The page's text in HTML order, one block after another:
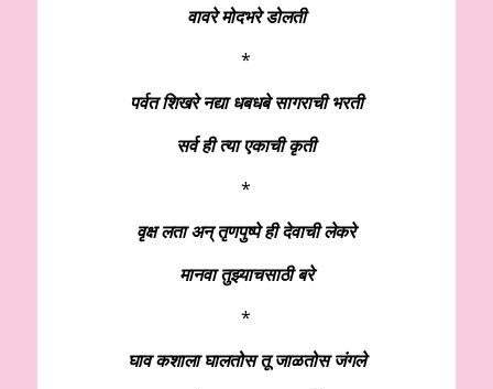
वावरे मोदभरे डोलती
*
पर्वत शिखरे नद्या धबधबे सागराची भरती
सर्व ही त्या एकाची कृती
*
वृक्ष लता अन् तृणपुष्पे ही देवाची लेकरे
मानवा तुझ्याचसाठी बरे
*
घाव कशाला घालतोस तू जाळतोस जंगले